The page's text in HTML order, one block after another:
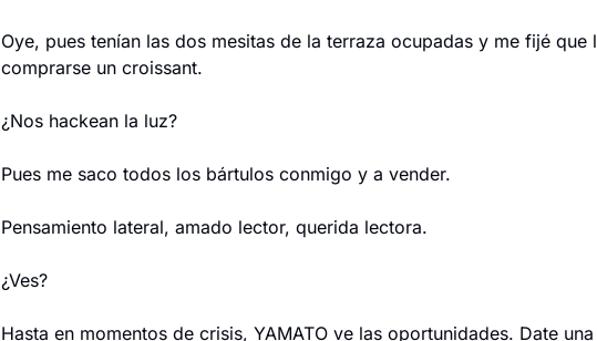
Oye, pues tenían las dos mesitas de la terraza ocupadas y me fijé que
comprarse un croissant.
¿Nos hackean la luz?
Pues me saco todos los bártulos conmigo y a vender.
Pensamiento lateral, amado lector, querida lectora.
¿Ves?
Hasta en momentos de crisis, YAMATO ve las oportunidades. Date